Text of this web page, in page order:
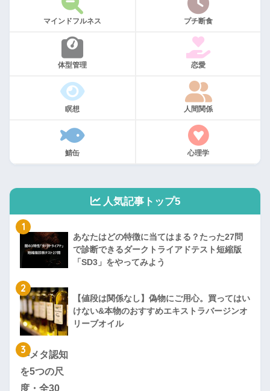
マインドフルネス プチ断食
体型管理 恋愛
瞑想 人間関係
鯖缶 心理学
人気記事トップ5
1
あなたはどの特徴に当てはまる？たった27問
で診断できるダークトライアドテスト短縮版
「SD3」をやってみよう
2
【値段は関係なし】偽物にご用心。買ってはい
けない&本物のおすすめエキストラバージンオ
リーブオイル
3